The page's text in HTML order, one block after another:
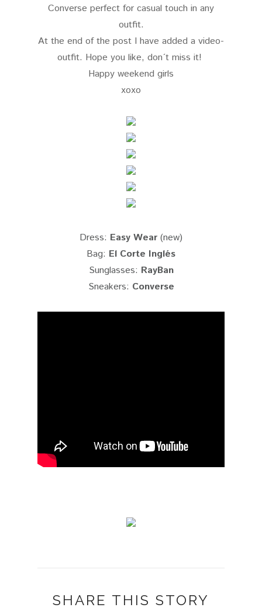
Converse perfect for casual touch in any
outfit.
At the end of the post I have added a video-
outfit. Hope you like, don´t miss it!
Happy weekend girls
xoxo
Dress: Easy Wear (new)
Bag: El Corte Inglés
Sunglasses: RayBan
Sneakers: Converse
SHARE THIS STORY